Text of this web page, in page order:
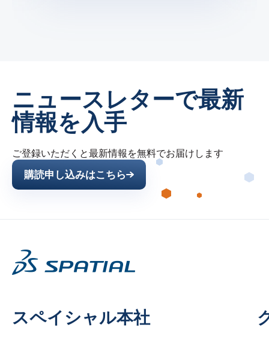
ニュースレターで最新
情報を入手
ご登録いただくと最新情報を無料でお届けします
購読申し込みはこちら
スペイシャル本社